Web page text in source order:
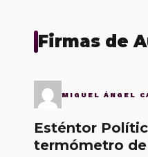
Firmas de
MIGUEL ÁNGEL
Esténtor
termómetro